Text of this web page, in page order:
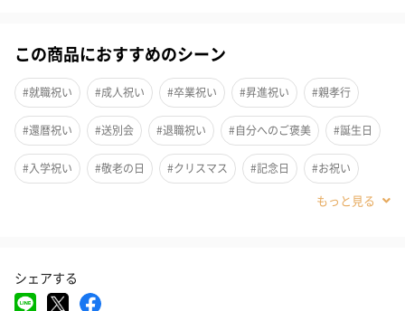
この商品におすすめのシーン
#就職祝い #成人祝い #卒業祝い #昇進祝い #親孝行
#還暦祝い #送別会 #退職祝い #自分へのご褒美 #誕生日
#入学祝い #敬老の日 #クリスマス #記念日 #お祝い
#姉
#義母 #取引先男性
シェアする